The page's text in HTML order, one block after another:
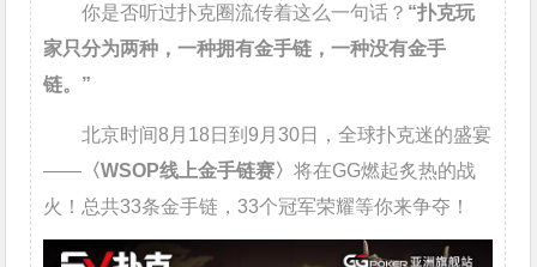
你是否听过扑克圈流传着这么一句话？ “扑克玩
家只分为两种，一种拥有金手链，一种没有金手
链。”
北京时间8月18日到9月30日，全球扑克迷的盛宴
—— 〈WSOP线上金手链赛〉将在GG燃起炙热的战
火！总共33条金手链，33个冠军荣耀等你来争夺！